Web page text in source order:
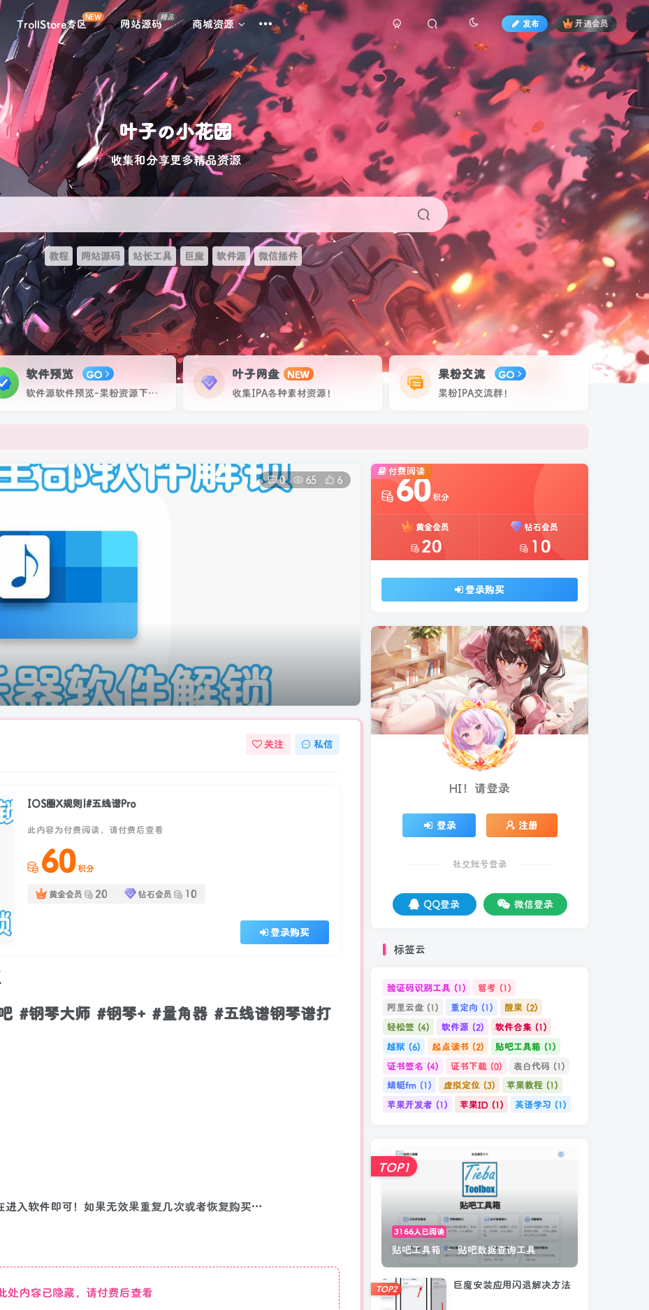
TrollStore专区
NEW
网站源码
精品
商城资源 发布 开通会员
叶子の小花园
收集和分享更多精品资源
教程 网站源码 站长工具 巨魔 软件源 微信插件
软件预览 GO
软件源软件预览-果粉资源下载签名定制站！个人证书20起稳定不掉签！
叶子网盘 NEW
收集IPA各种素材资源！
果粉交流 GO
果粉IPA交流群！
0 65 6
关注 私信
IOS圈X规则|#五线谱Pro
此内容为付费阅读，请付费后查看
60积分
黄金会员 20 钻石会员 10
登录购买
#钢琴大师 #钢琴+ #量角器 #五线谱钢琴谱打
入软件即可！如果无效果重复几次或者恢复购买…
处内容已隐藏，请付费后查看
付费阅读
60 积分
黄金会员
20
钻石会员
10
登录购买
HI！请登录
登录 注册
社交账号登录
QQ登录 微信登录
标签云
验证码识别工具 (1) 驾考 (1)
阿里云盘 (1) 重定向 (1) 酸果 (2)
轻松签 (4) 软件源 (2) 软件合集 (1)
越狱 (6) 起点读书 (2) 贴吧工具箱 (1)
证书签名 (4) 证书下载(0) 表白代码(1)
蜻蜓fm (1) 虚拟定位(3) 苹果教程 (1)
苹果开发者 (1) 苹果ID(1) 英语学习 (1)
3166人已阅读
贴吧工具箱 – 贴吧数据查询工具
TOP1
巨魔安装应用闪退解决方法
TOP2